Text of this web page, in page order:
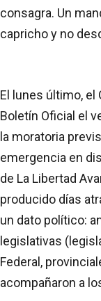
consagra. Un
capricho y no
El lunes último,
Boletín Oficial el
la moratoria
emergencia en
de La Libertad
producido días
un dato político:
legislativas
Federal,
acompañaron a